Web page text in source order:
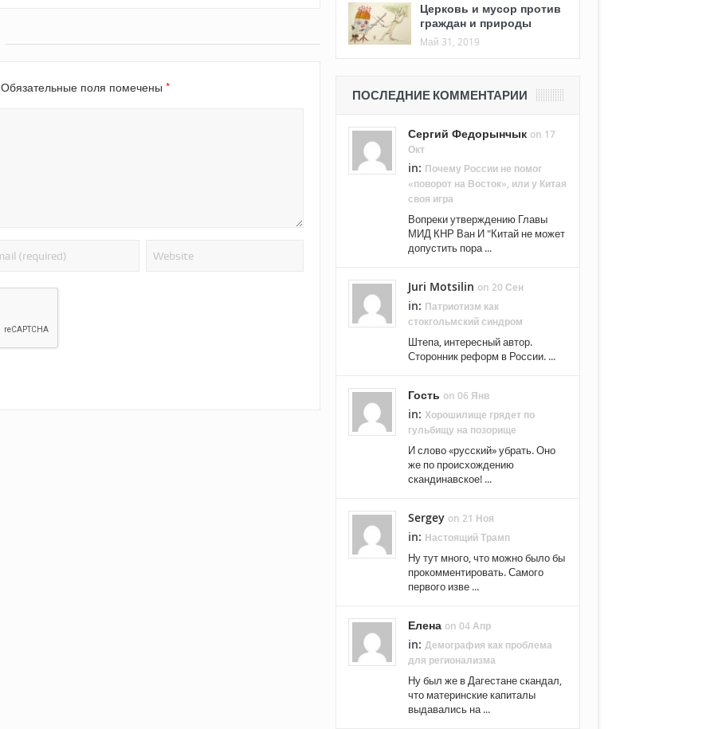
Обязательные поля помечены *
Церковь и мусор против
граждан и природы
Май 31, 2019
ПОСЛЕДНИЕ КОММЕНТАРИИ
Сергий Федорынчык on 17
Окт
in: Почему России не помог
«поворот на Восток», или у Китая
своя игра
Вопреки утверждению Главы
МИД КНР Ван И "Китай не может
допустить пора ...
Juri Motsilin on 20 Сен
in: Патриотизм как
стокгольмский синдром
Штепа, интересный автор.
Сторонник реформ в России. ...
Гость on 06 Янв
in: Хорошилище грядет по
гульбищу на позорище
И слово «русский» убрать. Оно
же по происхождению
скандинавское! ...
Sergey on 21 Ноя
in: Настоящий Трамп
Ну тут много, что можно было бы
прокомментировать. Самого
первого изве ...
Елена on 04 Апр
in: Демография как проблема
для регионализма
Ну был же в Дагестане скандал,
что материнские капиталы
выдавались на ...